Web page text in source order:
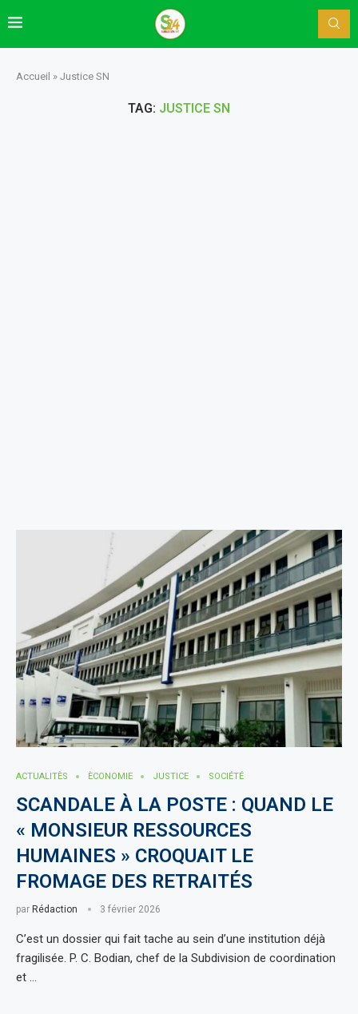
Accueil » Justice SN
TAG: JUSTICE SN
ACTUALITÈS ÈCONOMIE JUSTICE SOCIÉTÉ
SCANDALE À LA POSTE : QUAND LE
« MONSIEUR RESSOURCES
HUMAINES » CROQUAIT LE
FROMAGE DES RETRAITÉS
par Rédaction 3 février 2026
C’est un dossier qui fait tache au sein d’une institution déjà
fragilisée. P. C. Bodian, chef de la Subdivision de coordination
et …